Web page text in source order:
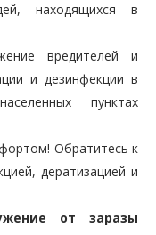
находящихся в
вредителей и
и дезинфекции в
пунктах
Обратитесь к
дератизацией и
от заразы